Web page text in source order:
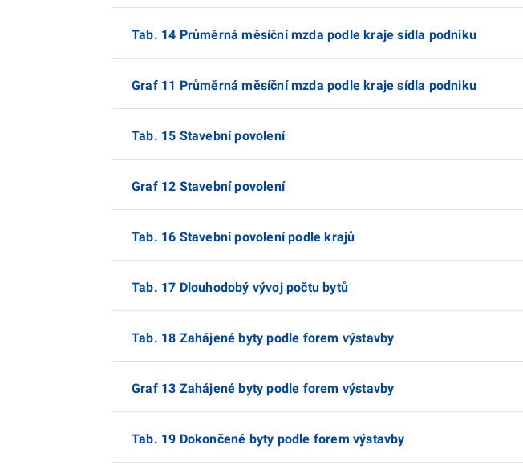
Tab. 14 Průměrná měsíční mzda podle kraje sídla podniku
Graf 11 Průměrná měsíční mzda podle kraje sídla podniku
Tab. 15 Stavební povolení
Graf 12 Stavební povolení
Tab. 16 Stavební povolení podle krajů
Tab. 17 Dlouhodobý vývoj počtu bytů
Tab. 18 Zahájené byty podle forem výstavby
Graf 13 Zahájené byty podle forem výstavby
Tab. 19 Dokončené byty podle forem výstavby